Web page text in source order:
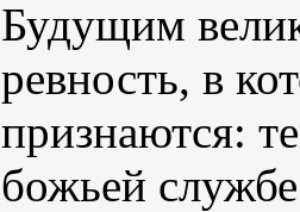
Будущим
ревность, в
признаются:
божьей